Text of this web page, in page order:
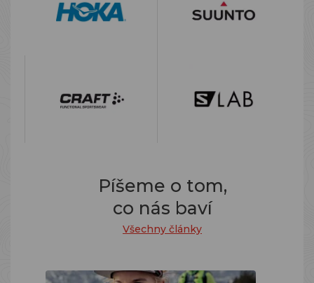
Píšeme o tom,
co nás baví
Všechny články